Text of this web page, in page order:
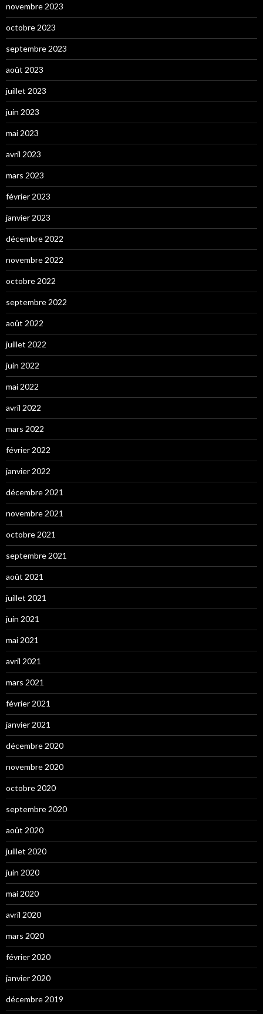
novembre 2023
octobre 2023
septembre 2023
août 2023
juillet 2023
juin 2023
mai 2023
avril 2023
mars 2023
février 2023
janvier 2023
décembre 2022
novembre 2022
octobre 2022
septembre 2022
août 2022
juillet 2022
juin 2022
mai 2022
avril 2022
mars 2022
février 2022
janvier 2022
décembre 2021
novembre 2021
octobre 2021
septembre 2021
août 2021
juillet 2021
juin 2021
mai 2021
avril 2021
mars 2021
février 2021
janvier 2021
décembre 2020
novembre 2020
octobre 2020
septembre 2020
août 2020
juillet 2020
juin 2020
mai 2020
avril 2020
mars 2020
février 2020
janvier 2020
décembre 2019